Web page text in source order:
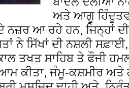
ਅਤੇ ਆਗੂ ਹਿੰਦੂਤਵ
ਨਜ਼ਰ ਆ ਰਹੇ ਹਨ, ਜਿਨ੍ਹਾਂ
ਨੇ ਸਿੱਖਾਂ ਦੀ ਨਸ਼ਲੀ
ਤਖਤ ਸਾਹਿਬ ਤੇ ਫੌਜੀ
ਕੀਤਾ, ਜੰਮੂ-ਕਸ਼ਮੀਰ ਅਤੇ